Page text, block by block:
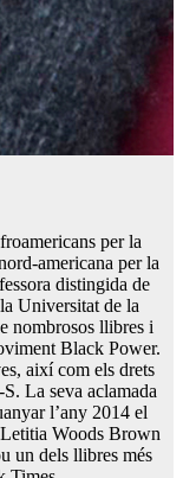
per la
americana per la
distingida de
Universitat de la
nombrosos llibres i
Black Power.
així com els drets
La seva aclamada
l’any 2014 el
Woods Brown
un dels llibres més